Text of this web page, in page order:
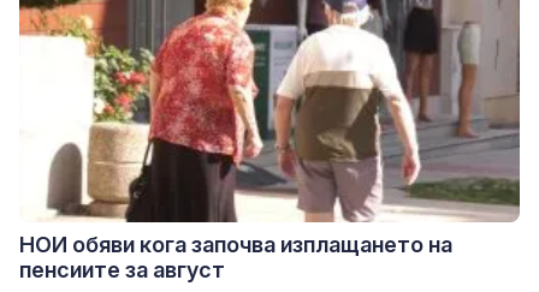
НОИ обяви кога започва изплащането на
пенсиите за август